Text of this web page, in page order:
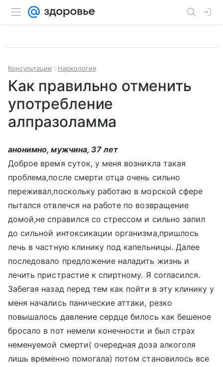
Консультации Наркология
Как правильно отменить
употребление
алпразоламма
анонимно, мужчина, 37 лет
Доброе время суток, у меня возникла такая
проблема,после смерти отца очень сильно
переживал,поскольку работаю в морской сфере
пытался отвлечся на работе по возвращение
домой,не справился со стрессом и сильно запил
до сильной интоксикации организма,пришлось
лечь в частную клинику под капельницы. Далее
последовало предложение наладить жизнь и
лечить пристрастие к спиртному. Я согласился.
Забегая назад перед тем как пойти в эту клинику у
меня начались панические аттаки, резко
повышалось давление сердце билось как бешеное
бросало в пот немели конечности и был страх
неменуемой смерти( очередная доза алкоголя
лишь временно помогала) потом становилось все